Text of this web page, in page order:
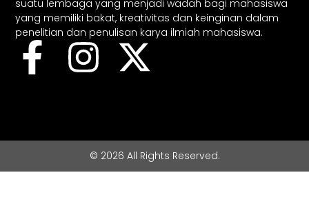
suatu lembaga yang menjadi wadah bagi mahasiswa
yang memiliki bakat, kreativitas dan keinginan dalam
penelitian dan penulisan karya ilmiah mahasiswa.
© 2026 All Rights Reserved.